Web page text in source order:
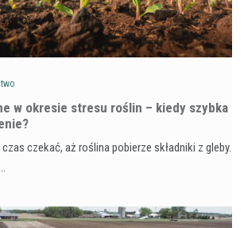
w okresie stresu roślin – kiedy szybka
czekać, aż roślina pobierze składniki z gleby.